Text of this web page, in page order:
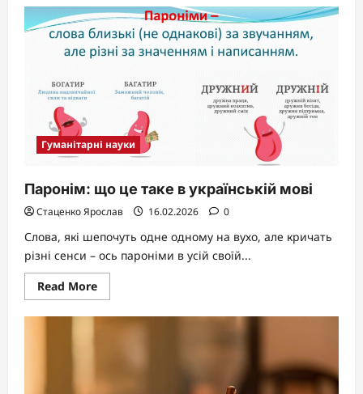
Користь
правопису:
грамотність
як
суперсила
сучасному
світі
Гуманітарні науки
Паронім: що це таке в українській мові
Стаценко Ярослав 16.02.2026 0
Слова, які шепочуть одне одному на вухо, але кричать
різні сенси – ось пароніми в усій своїй...
Read MoreRead
more
Паронім: